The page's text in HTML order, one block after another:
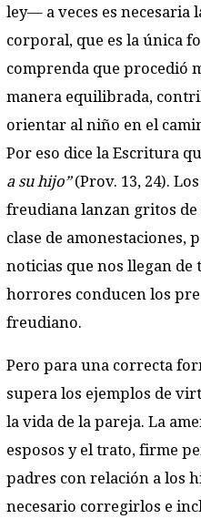
ley— a veces es necesaria
corporal, que es la única
comprenda que procedió
manera equilibrada,
orientar al niño en el
Por eso dice la Escritura
a su hijo”(Prov. 13, 24).
freudiana lanzan gritos
clase de amonestaciones,
noticias que nos llegan de
horrores conducen los
freudiano.
Pero para una correcta
supera los ejemplos de
la vida de la pareja. La
esposos y el trato, firme
padres con relación a los
necesario corregirlos e